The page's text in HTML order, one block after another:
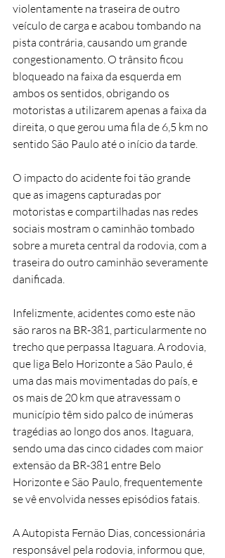
violentamente na traseira de outro
veículo de carga e acabou tombando na
pista contrária, causando um grande
congestionamento. O trânsito ficou
bloqueado na faixa da esquerda em
ambos os sentidos, obrigando os
motoristas a utilizarem apenas a faixa da
direita, o que gerou uma fila de 6,5 km no
sentido São Paulo até o início da tarde.
O impacto do acidente foi tão grande
que as imagens capturadas por
motoristas e compartilhadas nas redes
sociais mostram o caminhão tombado
sobre a mureta central da rodovia, com a
traseira do outro caminhão severamente
danificada.
Infelizmente, acidentes como este não
são raros na BR-381, particularmente no
trecho que perpassa Itaguara. A rodovia,
que liga Belo Horizonte a São Paulo, é
uma das mais movimentadas do país, e
os mais de 20 km que atravessam o
município têm sido palco de inúmeras
tragédias ao longo dos anos. Itaguara,
sendo uma das cinco cidades com maior
extensão da BR-381 entre Belo
Horizonte e São Paulo, frequentemente
se vê envolvida nesses episódios fatais.
A Autopista Fernão Dias, concessionária
responsável pela rodovia, informou que,